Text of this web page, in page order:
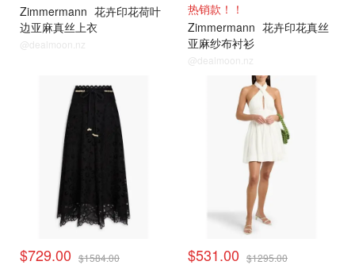
Zimmermann 花卉印花荷叶
边亚麻真丝上衣
@dealmoon.nz
热销款！！
Zimmermann 花卉印花真丝
亚麻纱布衬衫
@dealmoon.nz
$729.00 $1584.00 $531.00 $1295.00